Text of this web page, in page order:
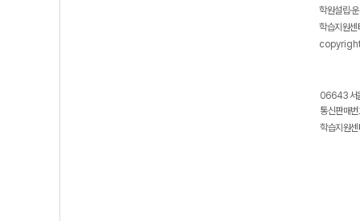
학원설립·
학습지원
06643 서
통신판매
학습지원